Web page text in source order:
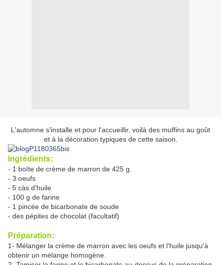
L'automne s'installe et pour l'accueillir, voilà des muffins au goût
et à la décoration typiques de cette saison.
Ingrédients:
- 1 boîte de crème de marron de 425 g.
- 3 oeufs
- 5 càs d'huile
- 100 g de farine
- 1 pincée de bicarbonate de soude
- des pépites de chocolat (facultatif)
Préparation:
1- Mélanger la crème de marron avec les oeufs et l'huile jusqu'à
obtenir un mélange homogène.